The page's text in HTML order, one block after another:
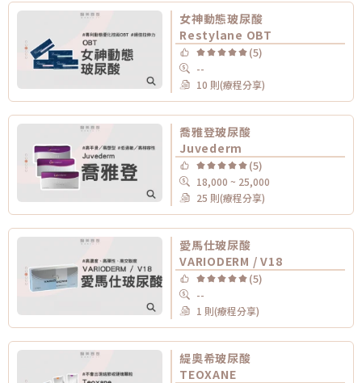
女神動態玻尿酸
Restylane OBT
(5)
--
10 則(療程分享)
喬雅登玻尿酸
Juvederm
(5)
18,000 ~ 25,000
25 則(療程分享)
愛馬仕玻尿酸
VARIODERM / V18
(5)
--
1 則(療程分享)
緹奧希玻尿酸
TEOXANE